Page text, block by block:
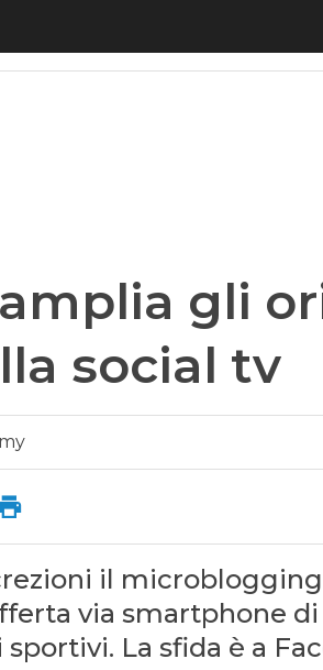
gli
social tv
il
via smartphone
La sfida è a